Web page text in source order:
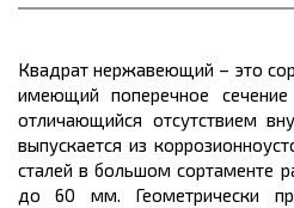
Квадрат нержавеющий – это
имеющий поперечное
отличающийся отсутствием
выпускается из
сталей в большомсортаменте
до 60 мм. Геометрически